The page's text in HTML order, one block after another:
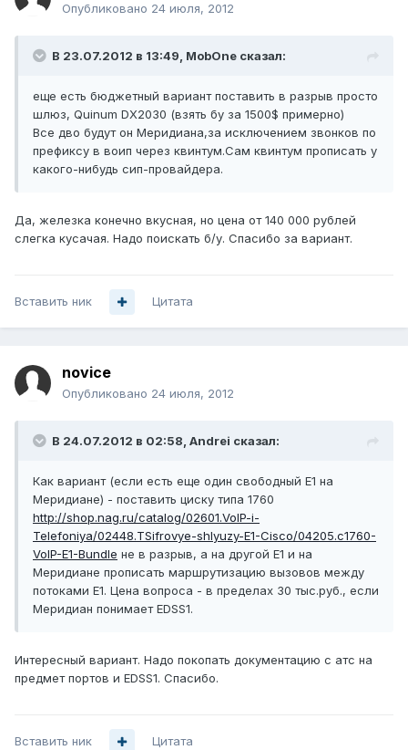
Опубликовано 24 июля, 2012
В 23.07.2012 в 13:49, MobOne сказал:
еще есть бюджетный вариант поставить в разрыв просто
шлюз, Quinum DX2030 (взять бу за 1500$ примерно)
Все дво будут он Меридиана,за исключением звонков по
префиксу в воип через квинтум.Сам квинтум прописать у
какого-нибудь сип-провайдера.
Да, железка конечно вкусная, но цена от 140 000 рублей
слегка кусачая. Надо поискать б/у. Спасибо за вариант.
Вставить ник Цитата
novice
Опубликовано 24 июля, 2012
В 24.07.2012 в 02:58, Andrei сказал:
Как вариант (если есть еще один свободный Е1 на
Меридиане) - поставить циску типа 1760
http://shop.nag.ru/catalog/02601.VoIP-i-
Telefoniya/02448.TSifrovye-shlyuzy-E1-Cisco/04205.c1760-
VoIP-E1-Bundle не в разрыв, а на другой Е1 и на
Меридиане прописать маршрутизацию вызовов между
потоками Е1. Цена вопроса - в пределах 30 тыс.руб., если
Меридиан понимает EDSS1.
Интересный вариант. Надо покопать документацию с атс на
предмет портов и EDSS1. Спасибо.
Вставить ник Цитата